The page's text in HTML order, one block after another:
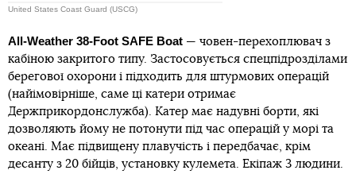
United States Coast Guard (USCG)
All-Weather 38-Foot SAFE Boat — човен-перехоплювач з
кабіною закритого типу. Застосовується спецпідрозділами
берегової охорони і підходить для штурмових операцій
(найімовірніше, саме ці катери отримає
Держприкордонслужба). Катер має надувні борти, які
дозволяють йому не потонути під час операцій у морі та
океані. Має підвищену плавучість і передбачає, крім
десанту з 20 бійців, установку кулемета. Екіпаж 3 людини.